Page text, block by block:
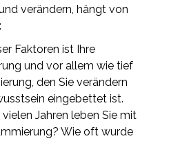
verändern, hängt von
Faktoren ist Ihre
und vor allem wie tief
den Sie verändern
eingebettet ist.
Jahren leben Sie mit
Wie oft wurde